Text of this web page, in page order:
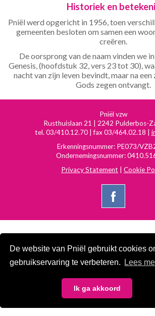
De website van Pniël gebruikt cookies
gebruikservaring te verbeteren.
Lees
Ik ga akkoord
Historiek en
Pniël werd opgericht in 1956, toen
gemeenten besloten om samen een
creëren.
De oorsprong van de naam vinden we
Genesis, (hoofdstuk 32, vers 23 tot 30),
nacht van zijn leven bevindt, maar na
Gods zegen ontvangt.
Pniël vzw
Rusthuislaan 21 | 2242 Pulderbos-
tel. 03/410.12.70 | fax 03/464.02.18 |
Erkenningsnummer: PE073/
Ondernemingsnummer:
Privacy Statement
Cookie